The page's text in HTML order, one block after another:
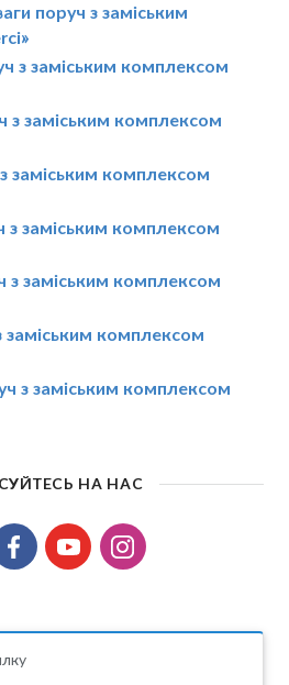
поруч з заміським
з заміським комплексом
з заміським комплексом
заміським комплексом
з заміським комплексом
з заміським комплексом
заміським комплексом
з заміським комплексом
НА НАС